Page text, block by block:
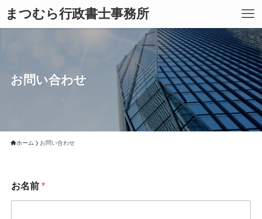
まつむら行政書士事務所
お問い合わせ
ホーム お問い合わせ
お名前 *